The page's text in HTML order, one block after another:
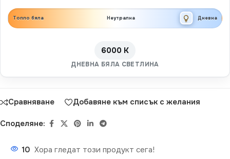
Топло бяла Неутрална Дневна
6000 K
ДНЕВНА БЯЛА СВЕТЛИНА
Сравняване Добавяне към списък с желания
Споделяне:
10 Хора гледат този продукт сега!